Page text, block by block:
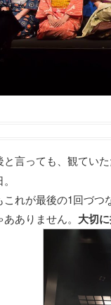
言っても、観ていた
れが最後の1回づ
ありません。 大切